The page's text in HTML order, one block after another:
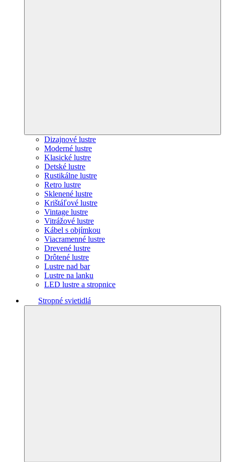
Dizajnové lustre
Moderné lustre
Klasické lustre
Detské lustre
Rustikálne lustre
Retro lustre
Sklenené lustre
Krištáľové lustre
Vintage lustre
Vitrážové lustre
Kábel s objímkou
Viacramenné lustre
Drevené lustre
Drôtené lustre
Lustre nad bar
Lustre na lanku
LED lustre a stropnice
Stropné svietidlá